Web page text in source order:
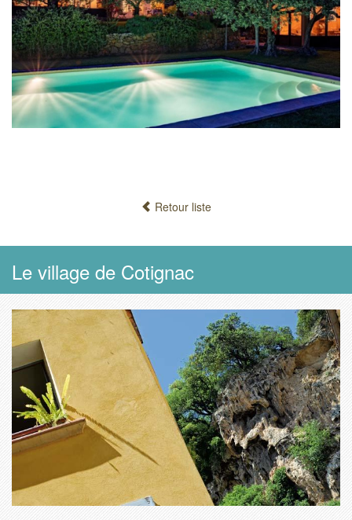
Retour liste
Le village de Cotignac